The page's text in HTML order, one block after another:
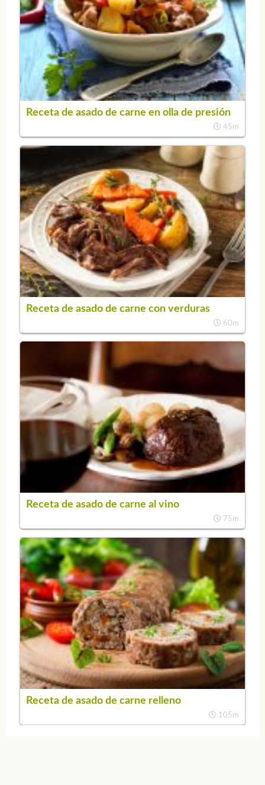
Receta de asado de carne en olla de presión
45m
Receta de asado de carne con verduras
60m
Receta de asado de carne al vino
75m
Receta de asado de carne relleno
105m